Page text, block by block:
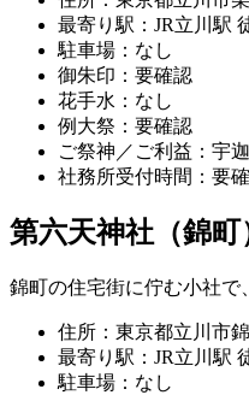
最寄り駅：JR立川駅
駐車場：なし
御朱印：要確認
花手水：なし
例大祭：要確認
ご祭神／ご利益：宇
社務所受付時間：要
第六天神社（錦町
錦町の住宅街に佇む小社で
住所：東京都立川市
最寄り駅：JR立川駅
駐車場：なし